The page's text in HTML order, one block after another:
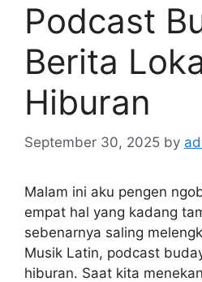
Podcast
Berita
Hiburan
September 30, 2025 by
Malam ini aku pengen
empat hal yang kadang
sebenarnya saling
Musik Latin, podcast
hiburan. Saat kita